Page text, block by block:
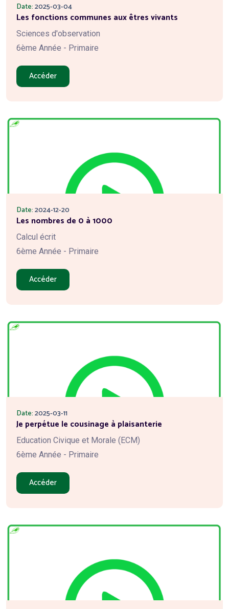
Date:2025-03-04
Les fonctions communes aux êtres vivants
Sciences d'observation
6ème Année - Primaire
Accéder
Date:2024-12-20
Les nombres de 0 à 1000
Calcul écrit
6ème Année - Primaire
Accéder
Date:2025-03-11
Je perpétue le cousinage à plaisanterie
Education Civique et Morale (ECM)
6ème Année - Primaire
Accéder